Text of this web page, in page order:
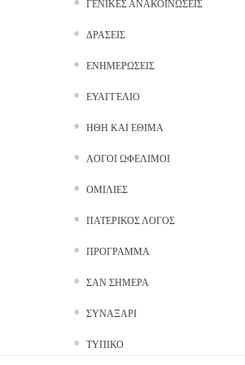
ΓΕΝΙΚΈΣ ΑΝΑΚΟΙΝΏΣΕΙΣ
ΔΡΆΣΕΙΣ
ΕΝΗΜΕΡΏΣΕΙΣ
ΕΥΑΓΓΈΛΙΟ
ΉΘΗ ΚΑΙ ΈΘΙΜΑ
ΛΌΓΟΙ ΩΦΈΛΙΜΟΙ
ΟΜΙΛΊΕΣ
ΠΑΤΕΡΙΚΌΣ ΛΌΓΟΣ
ΠΡΌΓΡΑΜΜΑ
ΣΑΝ ΣΉΜΕΡΑ
ΣΥΝΑΞΆΡΙ
ΤΥΠΙΚΌ